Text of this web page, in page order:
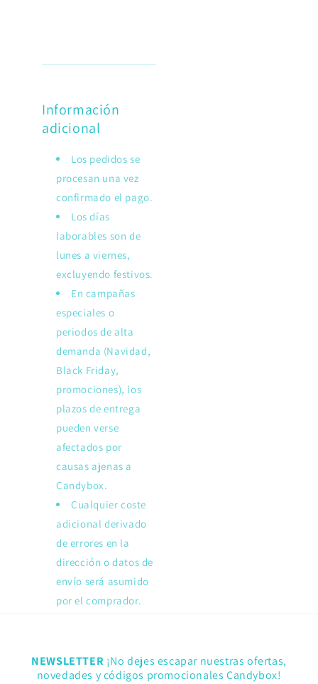
Información
adicional
Los pedidos se
procesan una vez
confirmado el pago.
Los días
laborables son de
lunes a viernes,
excluyendo festivos.
En campañas
especiales o
periodos de alta
demanda (Navidad,
Black Friday,
promociones), los
plazos de entrega
pueden verse
afectados por
causas ajenas a
Candybox.
Cualquier coste
adicional derivado
de errores en la
dirección o datos de
envío será asumido
por el comprador.
NEWSLETTER ¡No dejes escapar nuestras ofertas,
novedades y códigos promocionales Candybox!